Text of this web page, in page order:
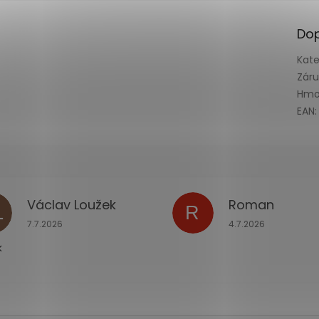
EAN:
Václav Loužek
Hodnocení obchodu je 5 z 5 hvězdiček.
7.7.2026
R Roman
Hodnocení
4.7.2026